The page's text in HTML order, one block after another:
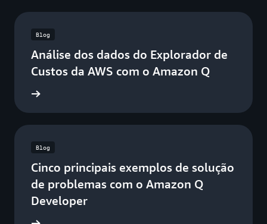
Blog
Análise dos dados do Explorador de
Custos da AWS com o Amazon Q
Blog
Cinco principais exemplos de solução
de problemas com o Amazon Q
Developer